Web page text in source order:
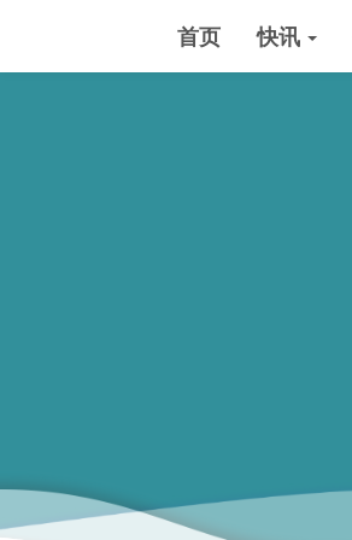
首页 快讯